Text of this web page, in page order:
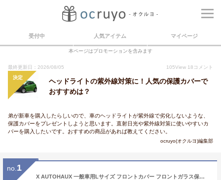
受付中 人気アイテム マイページ
本ページはプロモーションを含みます
最終更新日：2026/08/05 105View 18 コメント
決定
ヘッドライトの紫外線対策に！人気の保護カバーで
おすすめは？
弟が新車を購入したらしいので、車のヘッドライトが紫外線で劣化しないような、
保護カバーをプレゼントしようと思います。直射日光や紫外線対策に使いやすいカ
バーを購入したいです。おすすめの商品があれば教えてください。
ocruyo(オクルヨ)編集部
no. 1
X AUTOHAUX 一般車用Lサイズ フロントカバー フロントガラス保護 ボンネットカバー ヘッドライト黄ばみ防止 保護 裏起毛 uvカット 雹対策 蛍光反射 防風ロープ付き ブラック 長さ210cm